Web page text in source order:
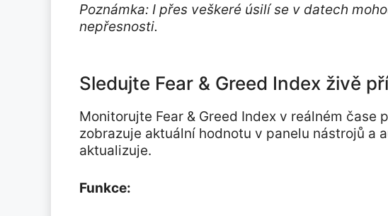
Poznámka: I přes veškeré úsilí se v datech
nepřesnosti.
Sledujte Fear & Greed Index živě
Monitorujte Fear & Greed Index v reálném čase
zobrazuje aktuální hodnotu v panelu nástrojů a
aktualizuje.
Funkce: